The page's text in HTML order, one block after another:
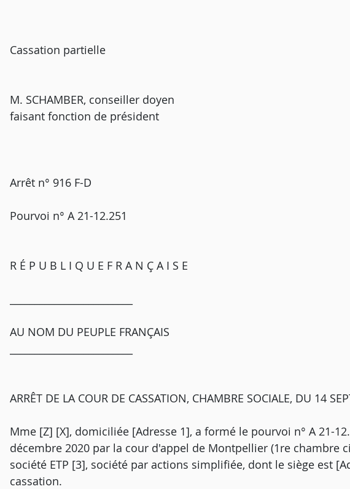
Cassation partielle
M. SCHAMBER, conseiller doyen
faisant fonction de président
Arrêt n° 916 F-D
Pourvoi n° A 21-12.251
R É P U B L I Q U E F R A N Ç A I S E
AU NOM DU PEUPLE FRANÇAIS
ARRÊT DE LA COUR DE CASSATION, CHAMBRE SOCIALE, DU 14
Mme [Z] [X], domiciliée [Adresse 1], a formé le pourvoi n° A 21-
décembre 2020 par la cour d'appel de Montpellier (1re chambre
société ETP [3], société par actions simplifiée, dont le siège est
cassation.